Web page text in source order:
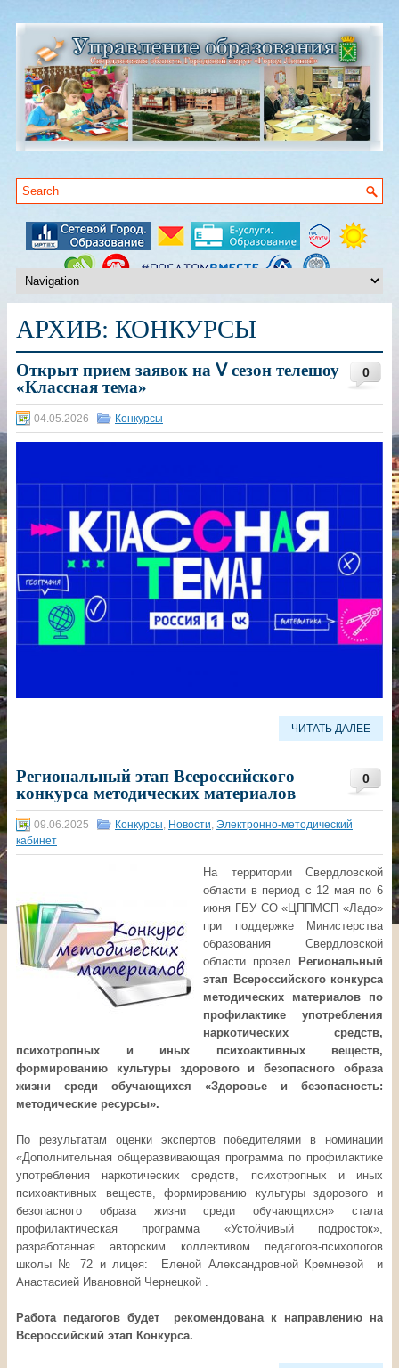
АРХИВ: КОНКУРСЫ
0
Открыт прием заявок на Ⅴ сезон телешоу
«Классная тема»
04.05.2026 Конкурсы
ЧИТАТЬ ДАЛЕЕ
0
Региональный этап Всероссийского
конкурса методических материалов
09.06.2025 Конкурсы, Новости, Электронно-методический
кабинет
На территории Свердловской
области в период с 12 мая по 6
июня ГБУ СО «ЦППМСП «Ладо»
при поддержке Министерства
образования Свердловской
области провел
Региональный
этап Всероссийского конкурса
методических материалов по
профилактике употребления
наркотических средств,
психотропных и иных психоактивных веществ,
формированию культуры здорового и безопасного образа
жизни среди обучающихся «Здоровье и безопасность:
методические ресурсы».
По результатам оценки экспертов победителями в номинации
«Дополнительная общеразвивающая программа по профилактике
употребления наркотических средств, психотропных и иных
психоактивных веществ, формированию культуры здорового и
безопасного образа жизни среди обучающихся» стала
профилактическая программа «Устойчивый подросток»,
разработанная авторским коллективом педагогов-психологов
школы № 72 и лицея: Еленой Александровной Кремневой и
Анастасией Ивановной Чернецкой .
Работа педагогов будет рекомендована к направлению на
Всероссийский этап Конкурса.